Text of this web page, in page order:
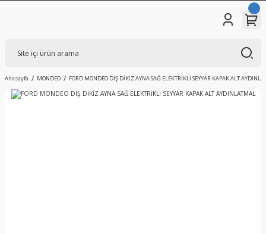
Anasayfa MONDEO FORD MONDEO DIŞ DİKİZ AYNA SAĞ ELEKTRİKLİ SEYYAR KAPAK ALT